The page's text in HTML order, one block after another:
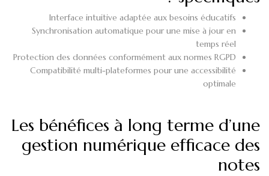
Interface intuitive adaptée aux besoins éducatifs
Synchronisation automatique pour une mise à jour en
temps réel
Protection des données conformément aux normes RGPD
Compatibilité multi-plateformes pour une accessibilité
optimale
Les bénéfices à long terme d’une
gestion numérique efficace des
notes